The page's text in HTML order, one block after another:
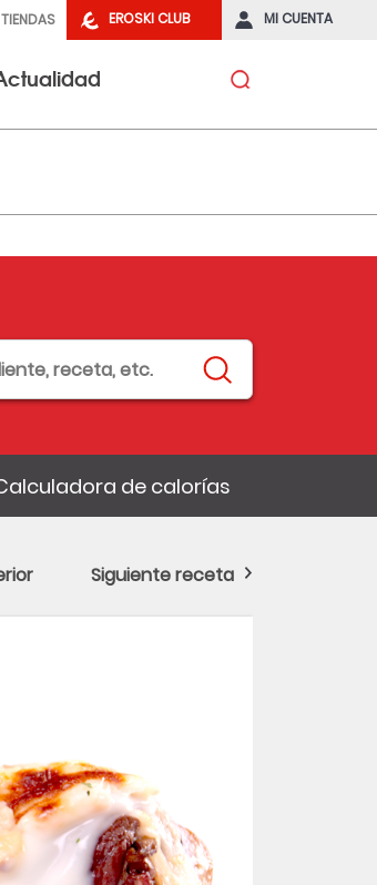
EROSKI CLUB MI CUENTA
TIENDAS
de calorías
Siguiente receta